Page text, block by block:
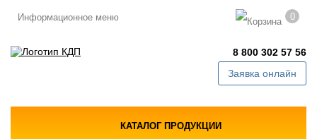
Информационное меню 0
8 800 302 57 56
Заявка онлайн
КАТАЛОГ ПРОДУКЦИИ